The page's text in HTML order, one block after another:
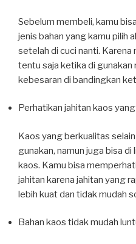
Sebelum membeli, kamu
jenis bahan yang kamu pilih
setelah di cuci nanti.
tentu saja ketika di gunakan
kebesaran di bandingkan
Perhatikan jahitan kaos yang
Kaos yang berkualitas
gunakan, namun juga bisa
kaos. Kamu bisa
jahitan karena jahitan yang
lebih kuat dan tidak mudah
Bahan kaos tidak mudah